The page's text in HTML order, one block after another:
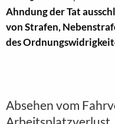
Ahndung der Tat
von Strafen,
des
Absehen vom